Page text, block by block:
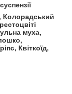
Колорадський
муха,
Квіткоїд,